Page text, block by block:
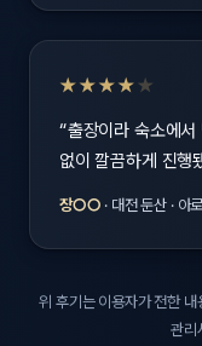
★★★★ ★
“출장이라 숙소에서
없이 깔끔하게 진행
장○○ · 대전 둔산 · 아
위 후기는 이용자가 전한 내
관리